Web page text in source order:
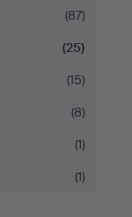
(87)
(25)
(15)
(8)
(1)
(1)